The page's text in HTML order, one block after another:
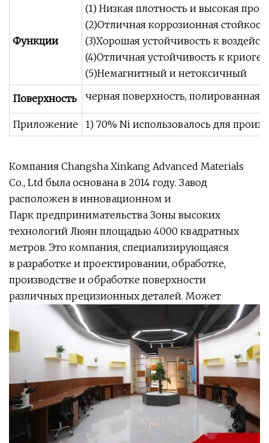
Функции
(1) Низкая плотность и высокая
(2)Отличная коррозионная
(3)Хорошая устойчивость к
(4)Отличная устойчивость к
(5)Немагнитный и нетоксичный
Поверхность черная поверхность, полированная
Приложение 1) 70% Ni использовалось для
Компания Changsha Xinkang Advanced Materials
Co., Ltd была основана в 2014 году. Завод
расположен в инновационном и
Парк предпринимательства Зоны высоких
технологий Люян площадью 4000 квадратных
метров. Это компания, специализирующаяся
в разработке и проектировании, обработке,
производстве и обработке поверхности
различных прецизионных деталей. Может